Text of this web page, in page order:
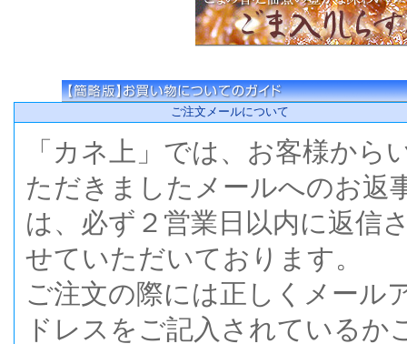
ご注文メールについて
「カネ上」では、お客様から
ただきましたメールへのお返
は、必ず２営業日以内に返信
せていただいております。
ご注文の際には正しくメール
ドレスをご記入されているか